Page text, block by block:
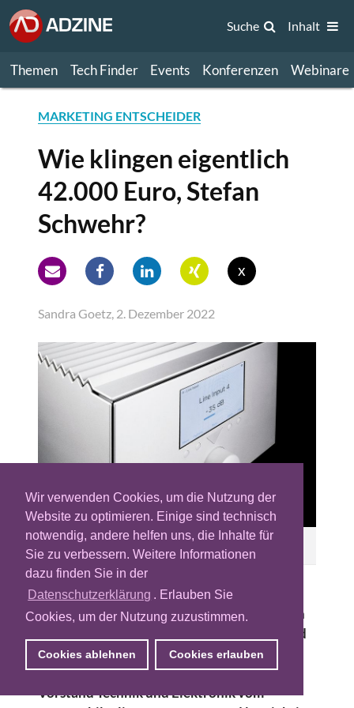
Wir verwenden Cookies, um die Nutzung der
Website zu optimieren. Einige sind technisch
notwendig, andere helfen uns, die Inhalte für
Sie zu verbessern. Weitere Informationen
dazu finden Sie in der
Datenschutzerklärung . Erlauben Sie
Cookies, um der Nutzung zuzustimmen.
Cookies ablehnen Cookies erlauben
Themen Tech Finder Events Konferenzen Webinare
Suche Inhalt
MARKETING ENTSCHEIDER
Wie klingen eigentlich
42.000 Euro, Stefan
Schwehr?
x
Sandra Goetz, 2. Dezember 2022
Der Vollverstärker Humboldt bringt 61 Kilo auf die
Waage – und kostet 42.000 Euro.
Musik quäkt heute meist aus
datenreduzierten Handyschlitzen oder auch
Tablets. Das ist nichts für sensible Ohren und
schon gar nicht für Liebhaber höchster
Klangqualität, wie Dr. Stefan Schwehr, Ex-
Vorstand Technik und Elektronik vom